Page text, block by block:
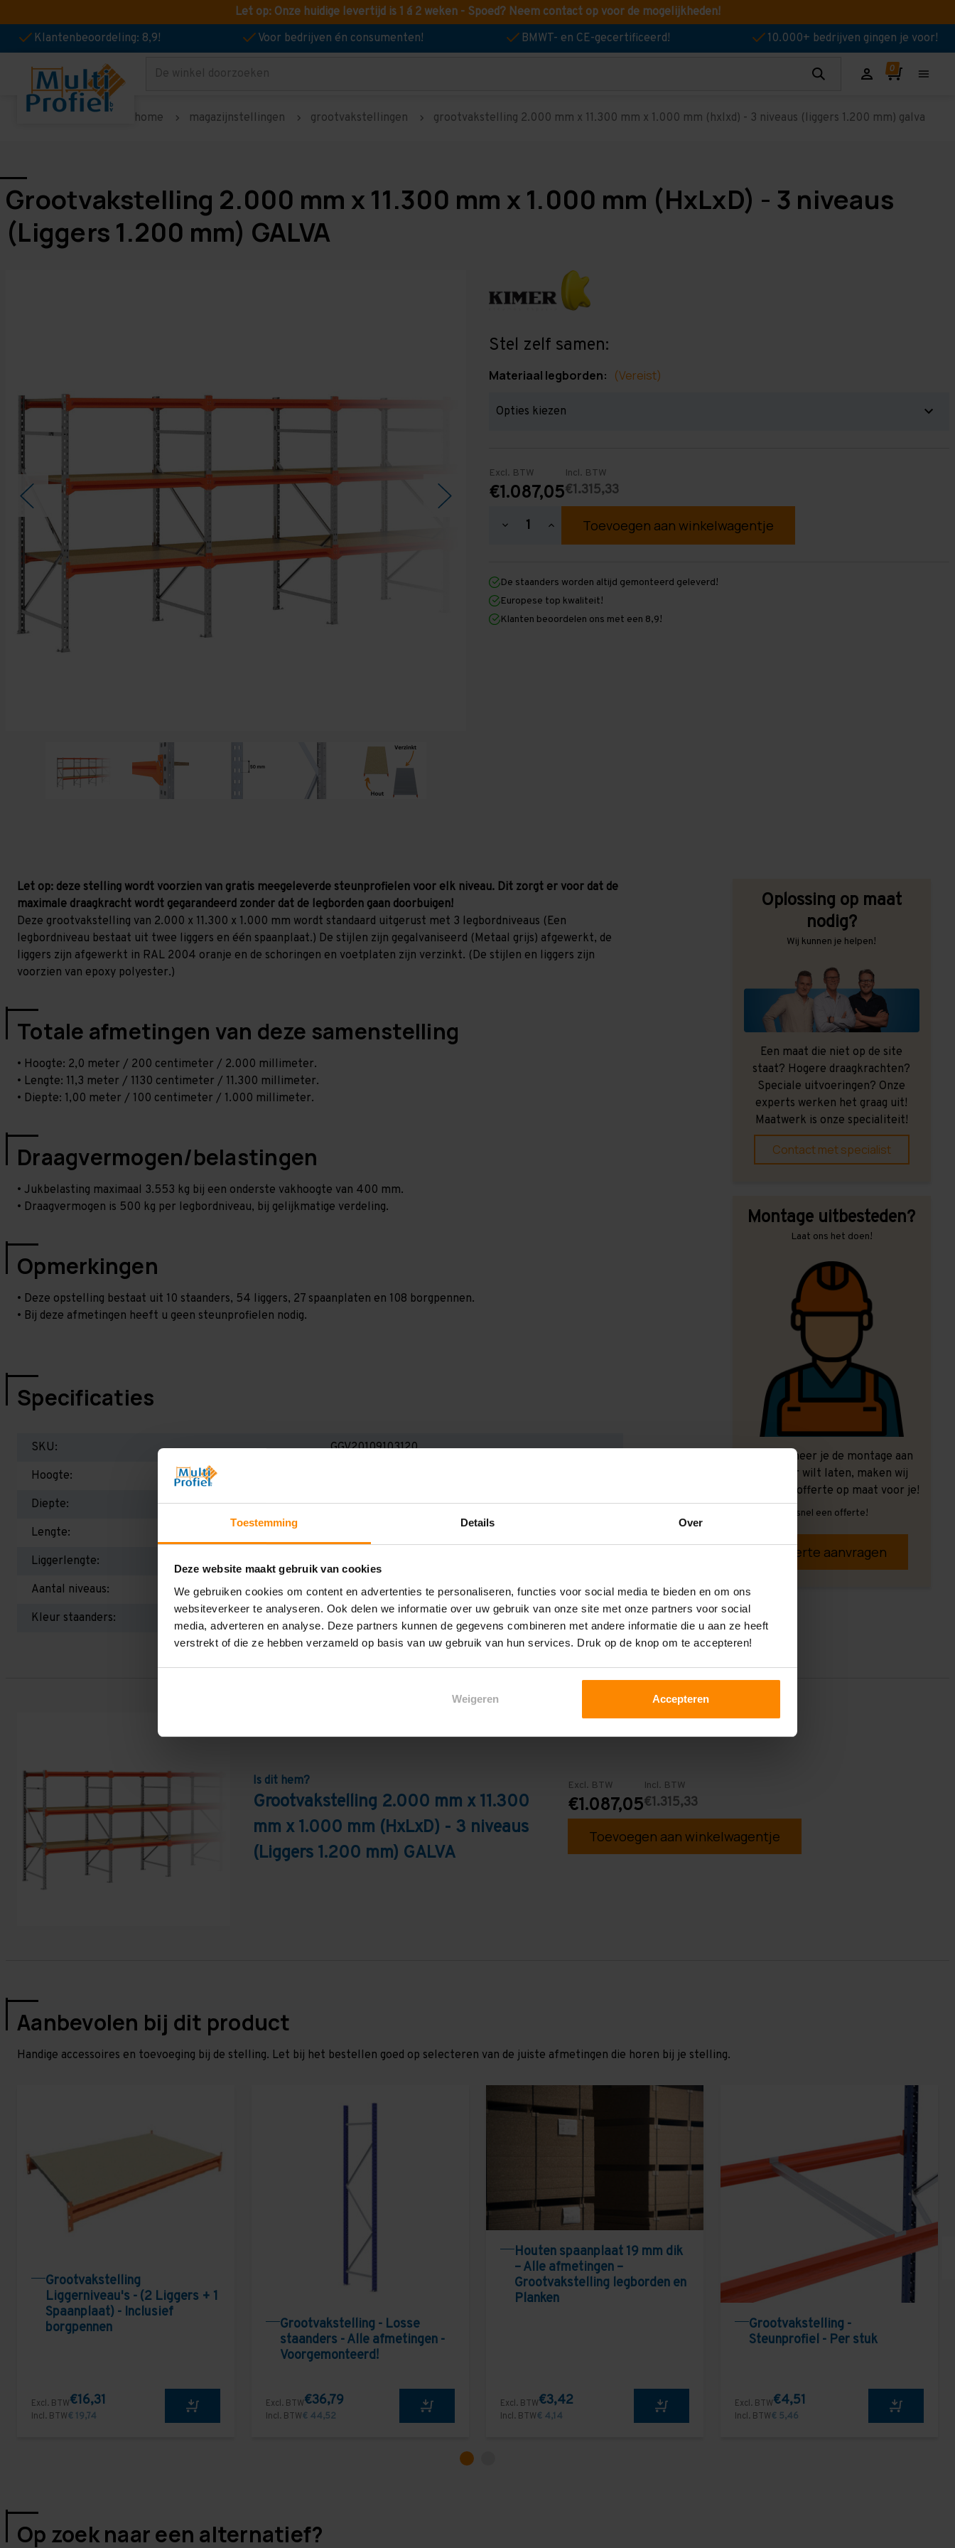
Toestemming Details Over
Deze website maakt gebruik van cookies
We gebruiken cookies om content en advertenties te personaliseren, functies voor social media te bieden en om ons
websiteverkeer te analyseren. Ook delen we informatie over uw gebruik van onze site met onze partners voor social
media, adverteren en analyse. Deze partners kunnen de gegevens combineren met andere informatie die u aan ze heeft
verstrekt of die ze hebben verzameld op basis van uw gebruik van hun services. Druk op de knop om te accepteren!
Weigeren Accepteren
Let op: Onze huidige levertijd is 1 á 2 weken - Spoed? Neem contact op voor de mogelijkheden!
Klantenbeoordeling: 8,9!
Voor bedrijven én consumenten! BMWT- en CE-gecertificeerd! 10.000+ bedrijven gingen je voor!
Zoeken
home magazijnstellingen grootvakstellingen grootvakstelling 2.000 mm x 11.300 mm x 1.000 mm (hxlxd) - 3 niveaus (liggers 1.200 mm) galva
Grootvakstelling 2.000 mm x 11.300 mm x 1.000 mm (HxLxD) - 3 niveaus
(Liggers 1.200 mm) GALVA
Stel zelf samen:
Materiaal legborden: (Vereist)
Excl. BTW
€1.087,05
Incl. BTW
€1.315,33
Hoeveelheid
2.000
mm
x
11.300
mm
Hoeveelheid
verhogen
2.000
mm
x
11.300
mm
De staanders worden altijd gemonteerd geleverd!
Europese top kwaliteit!
Klanten beoordelen ons met een 8,9!
Let op: deze stelling wordt voorzien van gratis meegeleverde steunprofielen voor elk niveau. Dit zorgt er voor dat de
maximale draagkracht wordt gegarandeerd zonder dat de legborden gaan doorbuigen!
Deze grootvakstelling van 2.000 x 11.300 x 1.000 mm wordt standaard uitgerust met 3 legbordniveaus (Een
legbordniveau bestaat uit twee liggers en één spaanplaat.) De stijlen zijn gegalvaniseerd (Metaal grijs) afgewerkt, de
liggers zijn afgewerkt in RAL 2004 oranje en de schoringen en voetplaten zijn verzinkt. (De stijlen en liggers zijn
voorzien van epoxy polyester.)
Totale afmetingen van deze samenstelling
• Hoogte: 2,0 meter / 200 centimeter / 2.000 millimeter.
• Lengte: 11,3 meter / 1130 centimeter / 11.300 millimeter.
• Diepte: 1,00 meter / 100 centimeter / 1.000 millimeter.
Draagvermogen/belastingen
• Jukbelasting maximaal 3.553 kg bij een onderste vakhoogte van 400 mm.
• Draagvermogen is 500 kg per legbordniveau, bij gelijkmatige verdeling.
Opmerkingen
• Deze opstelling bestaat uit 10 staanders, 54 liggers, 27 spaanplaten en 108 borgpennen.
• Bij deze afmetingen heeft u geen steunprofielen nodig.
Specificaties
SKU:
GGV20109103120
Hoogte:
Diepte:
1.000 mm
Lengte:
Liggerlengte:
1.200 mm
Aantal niveaus:
3
Kleur staanders:
Galva
Oplossing op maat
nodig?
Wij kunnen je helpen!
Een maat die niet op de site
staat? Hogere draagkrachten?
Speciale uitvoeringen? Onze
experts werken het graag uit!
Maatwerk is onze specialiteit!
Contact met specialist
Montage uitbesteden?
Laat ons het doen!
Ook wanneer je de montage aan
ons over wilt laten, maken wij
graag een offerte op maat voor je!
Vrijblijvend, snel een offerte!
Offerte aanvragen
Is dit hem?
Grootvakstelling 2.000 mm x 11.300
mm x 1.000 mm (HxLxD) - 3 niveaus
(Liggers 1.200 mm) GALVA
Excl. BTW
€1.087,05
Incl. BTW
€1.315,33
Toevoegen aan winkelwagentje
Aanbevolen bij dit product
Handige accessoires en toevoeging bij de stelling. Let bij het bestellen goed op selecteren van de juiste afmetingen die horen bij je stelling.
Grootvakstelling
Liggerniveau's - (2 Liggers + 1
Spaanplaat) - Inclusief
borgpennen
Excl. BTW€16,31
Incl. BTW€ 19,74
Grootvakstelling - Losse
staanders - Alle afmetingen -
Voorgemonteerd!
Excl. BTW€36,79
Incl. BTW€ 44,52
Houten spaanplaat 19 mm dik
– Alle afmetingen –
Grootvakstelling legborden en
Planken
Excl. BTW€3,42
Incl. BTW€ 4,14
Grootvakstelling -
Steunprofiel - Per stuk
Excl. BTW€4,51
Incl. BTW€ 5,46
Op zoek naar een alternatief?